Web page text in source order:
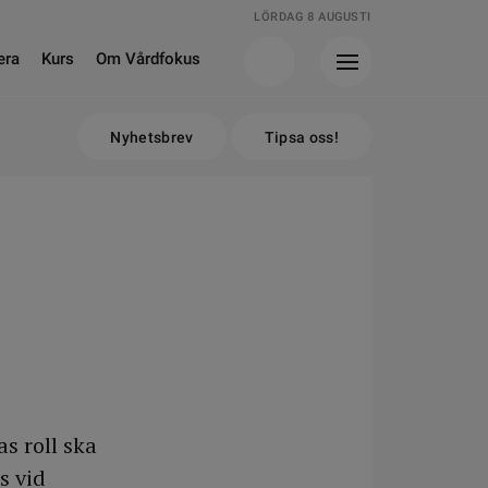
LÖRDAG 8 AUGUSTI
Kurs Om Vårdfokus
Nyhetsbrev Tipsa oss!
roll ska
vid